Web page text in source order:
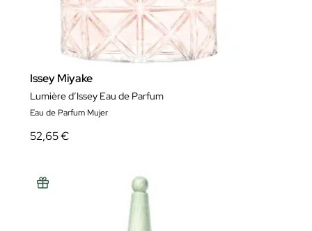
Issey Miyake
Lumière d’Issey Eau de Parfum
Eau de Parfum Mujer
52,65 €